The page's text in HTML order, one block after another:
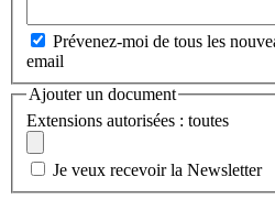
Prévenez-moi de tous les
email
Ajouter un document
Extensions autorisées : toutes
Je veux recevoir la Newsletter